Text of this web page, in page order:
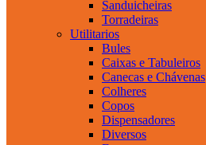
Sanduicheiras
Torradeiras
Utilitarios
Bules
Caixas e Tabuleiros
Canecas e Chávenas
Colheres
Copos
Dispensadores
Diversos